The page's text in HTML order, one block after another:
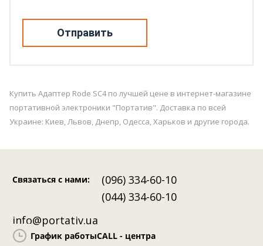
Отправить
Купить Адаптер Rode SC4 по лучшей цене в интернет-магазине
портативной электроники "Портатив". Доставка по всей
Украине: Киев, Львов, Днепр, Одесса, Харьков и другие города.
Связаться с нами:
(096) 334-60-10
(044) 334-60-10
info@portativ.ua
График работыCALL - центра